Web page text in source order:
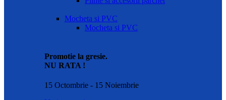
Mocheta si PVC
Mocheta si PVC
Promotie la gresie.
NU RATA !
15 Octombrie - 15 Noiembrie